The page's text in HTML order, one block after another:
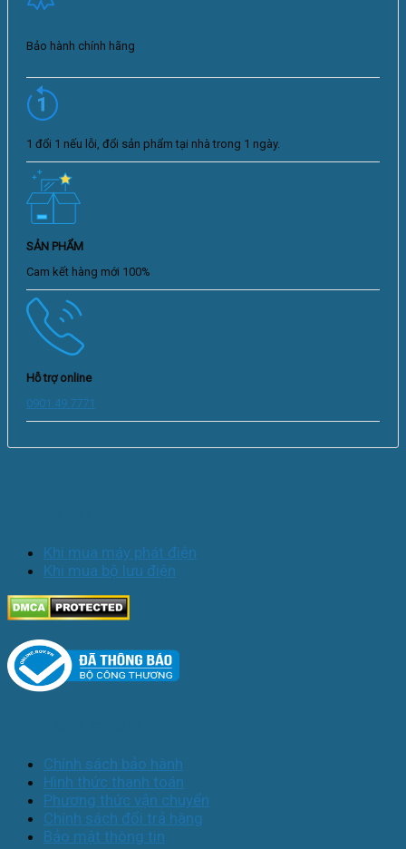
Bảo hành chính hãng
1 đổi 1 nếu lỗi, đổi sản phẩm tại nhà trong 1 ngày.
SẢN PHẨM
Cam kết hàng mới 100%
Hỗ trợ online
0901.49.7771
Khi mua máy phát điện
Khi mua bộ lưu điện
Chính sách bảo hành
Hình thức thanh toán
Phương thức vận chuyển
Chính sách đổi trả hàng
Bảo mật thông tin